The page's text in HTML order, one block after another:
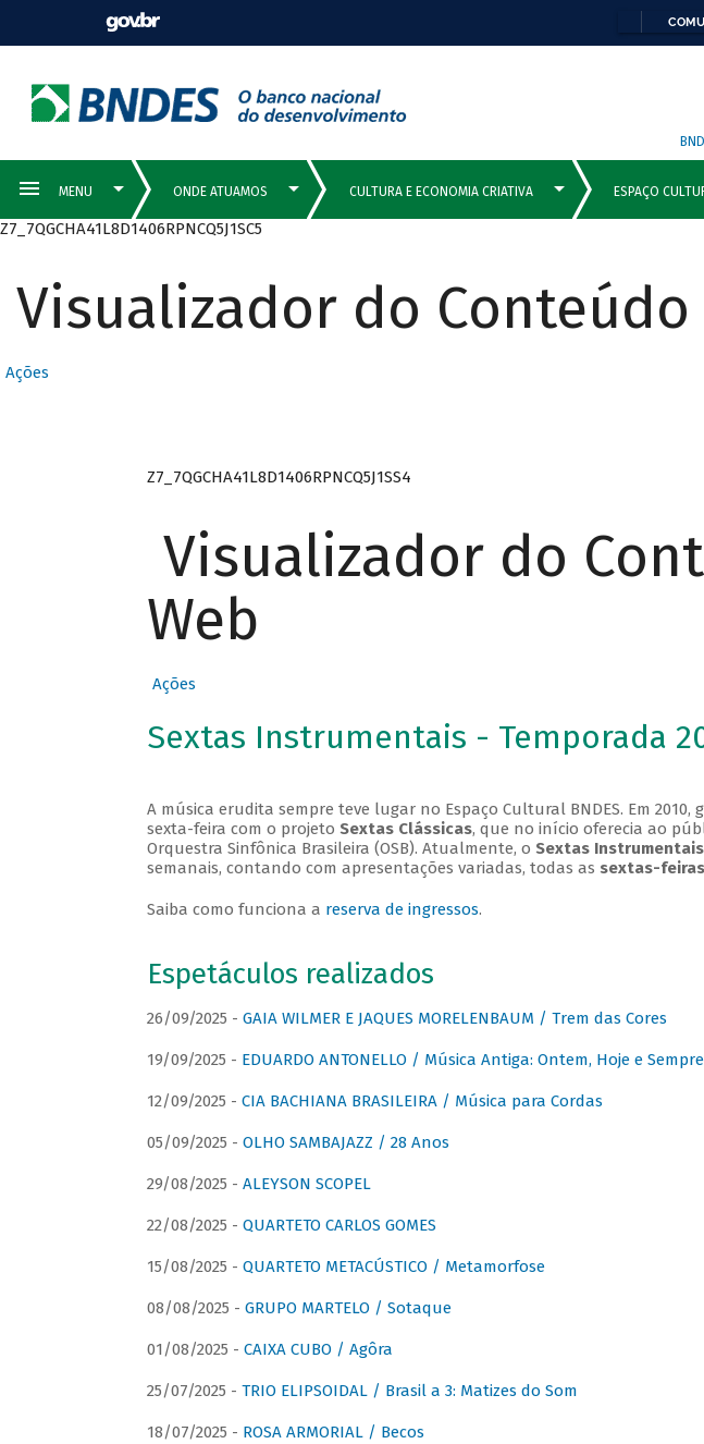
Z7_7QGCHA41L8D1406RPNCQ5J1SC5
Visualizador do Conteúdo
Ações
Z7_7QGCHA41L8D1406RPNCQ5J1SS4
Visualizador do
Web
Ações
Sextas Instrumentais - Temporada
A música erudita sempre teve lugar no Espaço Cultural BNDES. Em
sexta-feira com o projeto Sextas Clássicas, que no início oferecia ao
Orquestra Sinfônica Brasileira (OSB). Atualmente, o Sextas Instrumentais
semanais, contando com apresentações variadas, todas as sextas-
Saiba como funciona a reserva de ingressos.
Espetáculos realizados
26/09/2025 - GAIA WILMER E JAQUES MORELENBAUM / Trem das Cores
19/09/2025 - EDUARDO ANTONELLO / Música Antiga: Ontem, Hoje e
12/09/2025 - CIA BACHIANA BRASILEIRA / Música para Cordas
05/09/2025 - OLHO SAMBAJAZZ / 28 Anos
29/08/2025 - ALEYSON SCOPEL
22/08/2025 - QUARTETO CARLOS GOMES
15/08/2025 - QUARTETO METACÚSTICO / Metamorfose
08/08/2025 - GRUPO MARTELO / Sotaque
01/08/2025 - CAIXA CUBO / Agôra
25/07/2025 - TRIO ELIPSOIDAL / Brasil a 3: Matizes do Som
18/07/2025 - ROSA ARMORIAL / Becos